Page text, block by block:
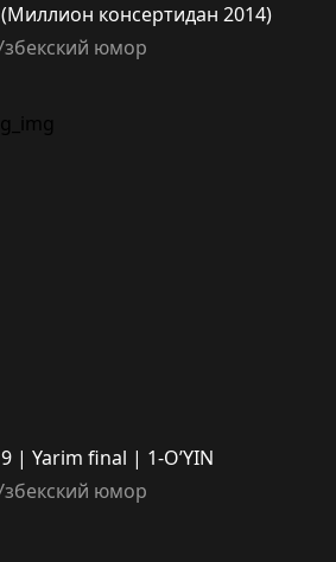
консертидан 2014)
юмор
| Yarim final | 1-O’YIN
юмор